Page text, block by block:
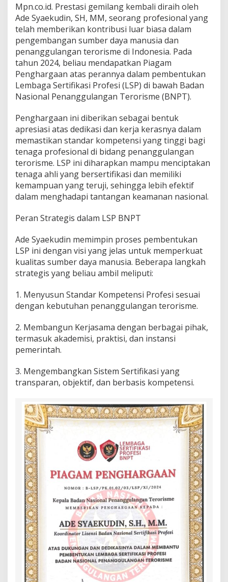
t
a
s
P
e
m
b
e
n
t
a
n
L
e
m
b
a
g
a
S
e
r
i
f
i
a
i
P
o
f
e
B
N
P
2
0
2
Mpn.co.id. Prestasi gemilang kembali diraih oleh
Ade Syaekudin, SH, MM, seorang profesional yang
telah memberikan kontribusi luar biasa dalam
pengembangan sumber daya manusia dan
penanggulangan terorisme di Indonesia. Pada
tahun 2024, beliau mendapatkan Piagam
Penghargaan atas perannya dalam pembentukan
Lembaga Sertifikasi Profesi (LSP) di bawah Badan
Nasional Penanggulangan Terorisme (BNPT).
Penghargaan ini diberikan sebagai bentuk
apresiasi atas dedikasi dan kerja kerasnya dalam
memastikan standar kompetensi yang tinggi bagi
tenaga profesional di bidang penanggulangan
terorisme. LSP ini diharapkan mampu menciptakan
tenaga ahli yang bersertifikasi dan memiliki
kemampuan yang teruji, sehingga lebih efektif
dalam menghadapi tantangan keamanan nasional.
Peran Strategis dalam LSP BNPT
Ade Syaekudin memimpin proses pembentukan
LSP ini dengan visi yang jelas untuk memperkuat
kualitas sumber daya manusia. Beberapa langkah
strategis yang beliau ambil meliputi:
1. Menyusun Standar Kompetensi Profesi sesuai
dengan kebutuhan penanggulangan terorisme.
2. Membangun Kerjasama dengan berbagai pihak,
termasuk akademisi, praktisi, dan instansi
pemerintah.
3. Mengembangkan Sistem Sertifikasi yang
transparan, objektif, dan berbasis kompetensi.